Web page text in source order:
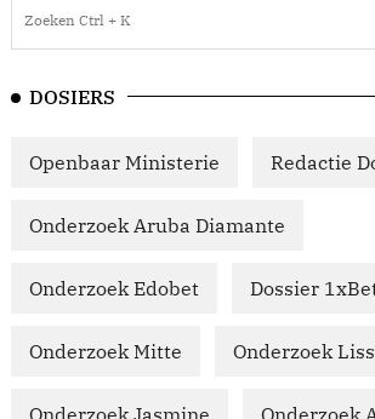
DOSIERS
Openbaar Ministerie Redactie
Onderzoek Aruba Diamante
Onderzoek Edobet Dossier
Onderzoek Mitte Onderzoek